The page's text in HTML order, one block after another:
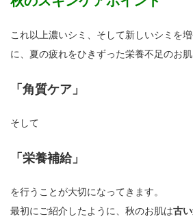
これ以上濃いシミ、そして新しいシミを
に、夏の疲れをひきずった栄養不足のお
「角質ケア」
そして
「栄養補給」
を行うことが大切になってきます。
最初にご紹介したように、秋のお肌は古